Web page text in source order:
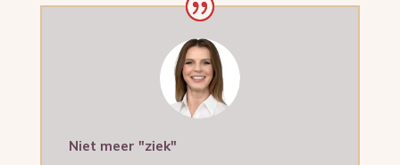
Niet meer "ziek"